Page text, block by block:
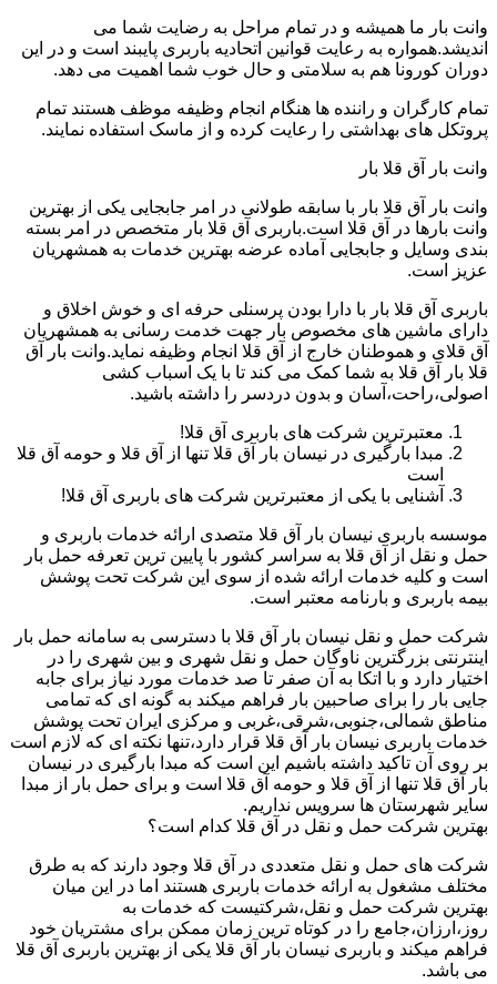
وانت بار ما همیشه و در تمام مراحل به رضایت شما می
اندیشد.همواره به رعایت قوانین اتحادیه باربری پایبند است و در این
دوران کورونا هم به سلامتی و حال خوب شما اهمیت می دهد.
تمام کارگران و راننده ها هنگام انجام وظیفه موظف هستند تمام
پروتکل های بهداشتی را رعایت کرده و از ماسک استفاده نمایند.
وانت بار آق قلا بار
وانت بار آق قلا بار با سابقه طولانی در امر جابجایی یکی از بهترین
وانت بارها در آق قلا است.باربری آق قلا بار متخصص در امر بسته
بندی وسایل و جابجایی آماده عرضه بهترین خدمات به همشهریان
عزیز است.
باربری آق قلا بار با دارا بودن پرسنلی حرفه ای و خوش اخلاق و
دارای ماشین های مخصوص بار جهت خدمت رسانی به همشهریان
آق قلای و هموطنان خارج از آق قلا انجام وظیفه نماید.وانت بار آق
قلا بار آق قلا به شما کمک می کند تا با یک اسباب کشی
اصولی،راحت،آسان و بدون دردسر را داشته باشید.
معتبرترین شرکت های باربری آق قلا!
مبدا بارگیری در نیسان بار آق قلا تنها از آق قلا و حومه آق قلا
است
آشنایی با یکی از معتبرترین شرکت های باربری آق قلا!
موسسه باربری نیسان بار آق قلا متصدی ارائه خدمات باربری و
حمل و نقل از آق قلا به سراسر کشور با پایین ترین تعرفه حمل بار
است و کلیه خدمات ارائه شده از سوی این شرکت تحت پوشش
بیمه باربری و بارنامه معتبر است.
شرکت حمل و نقل نیسان بار آق قلا با دسترسی به سامانه حمل بار
اینترنتی بزرگترین ناوگان حمل و نقل شهری و بین شهری را در
اختیار دارد و با اتکا به آن صفر تا صد خدمات مورد نیاز برای جابه
جایی بار را برای صاحبین بار فراهم میکند به گونه ای که تمامی
مناطق شمالی،جنوبی،شرقی،غربی و مرکزی ایران تحت پوشش
خدمات باربری نیسان بار آق قلا قرار دارد،تنها نکته ای که لازم است
بر روی آن تاکید داشته باشیم این است که مبدا بارگیری در نیسان
بار آق قلا تنها از آق قلا و حومه آق قلا است و برای حمل بار از مبدا
سایر شهرستان ها سرویس نداریم.
بهترین شرکت حمل و نقل در آق قلا کدام است؟
شرکت های حمل و نقل متعددی در آق قلا وجود دارند که به طرق
مختلف مشغول به ارائه خدمات باربری هستند اما در این میان
بهترین شرکت حمل و نقل،شرکتیست که خدمات به
روز،ارزان،جامع را در کوتاه ترین زمان ممکن برای مشتریان خود
فراهم میکند و باربری نیسان بار آق قلا یکی از بهترین باربری آق قلا
می باشد.